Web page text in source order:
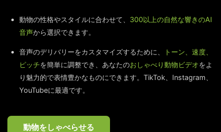
動物の性格やスタイルに合わせて、 300以上の自然な響きのAI
音声から選択できます。
音声のデリバリーをカスタマイズするために、
トーン、速度、
ピッチを簡単に調整でき、あなたのおしゃべり動物ビデオをよ
り魅力的で表情豊かなものにできます。TikTok、Instagram、
YouTubeに最適です。
動物をしゃべらせる